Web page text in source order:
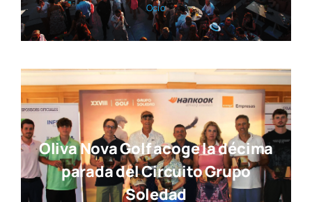
Ocio
Oliva Nova Golf acoge la décima
parada del Circuito Grupo
Soledad